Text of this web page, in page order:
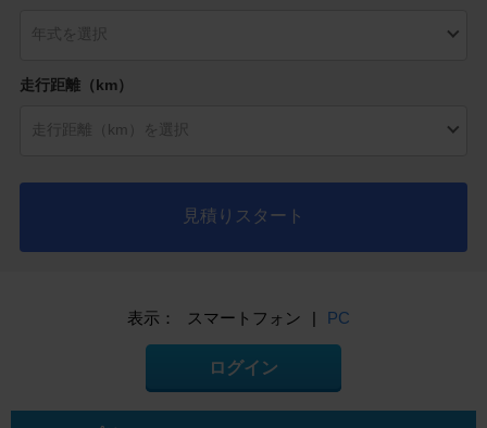
走行距離（km）
見積りスタート
表示： スマートフォン | PC
ログイン